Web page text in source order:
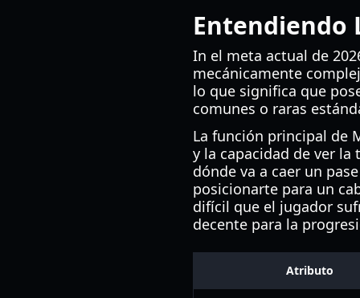
Entendiendo
In el meta actual de
mecánicamente
lo que significa que
comunes o raras
La función principal de
y la capacidad de ver
dónde va a caer un
posicionarte para un
difícil que el jugador
decente para la
Atributo